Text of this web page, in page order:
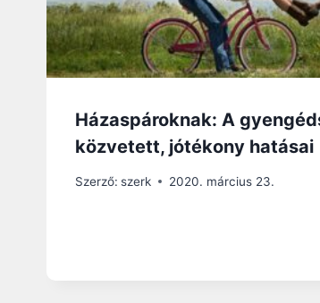
Házaspároknak: A
közvetett, jótékony hatásai
Szerző: szerk 2020. március 23.